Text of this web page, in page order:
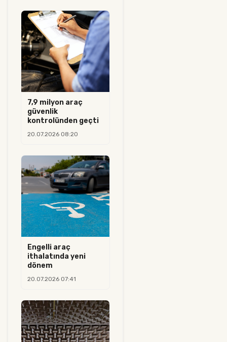
7,9 milyon araç
güvenlik
kontrolünden geçti
20.07.2026 08:20
Engelli araç
ithalatında yeni
dönem
20.07.2026 07:41